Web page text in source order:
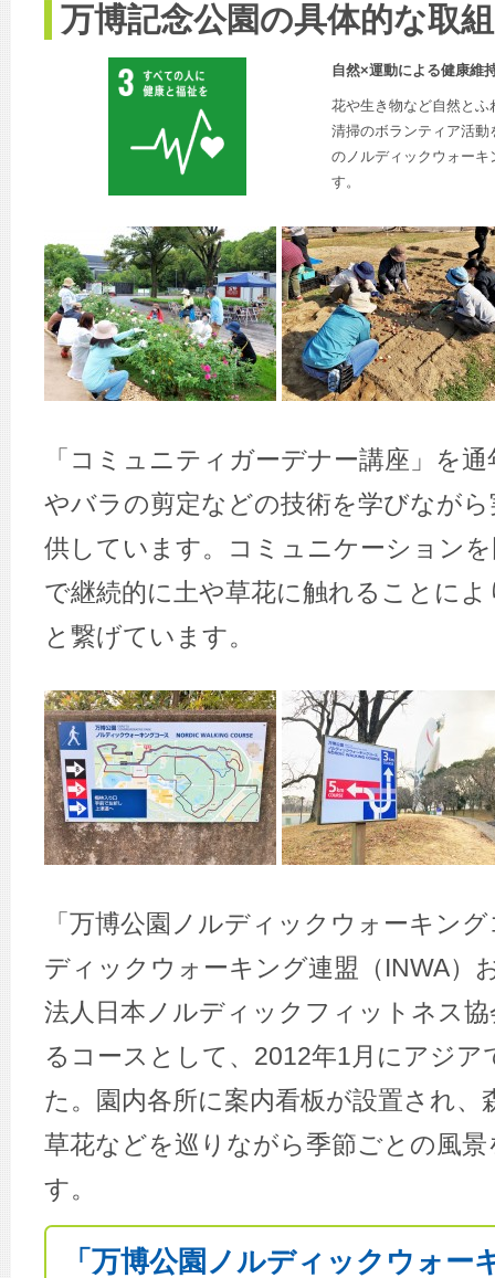
万博記念公園の具体的な取
自然×運動による健康維
花や生き物など自然と
清掃のボランティア活
のノルディックウォー
す。
「コミュニティガーデナー講座」を
やバラの剪定などの技術を学びなが
供しています。コミュニケーション
で継続的に土や草花に触れることに
と繋げています。
「万博公園ノルディックウォーキン
ディックウォーキング連盟（INWA）
法人日本ノルディックフィットネス
るコースとして、2012年1月にアジ
た。園内各所に案内看板が設置され、
草花などを巡りながら季節ごとの風
す。
「万博公園ノルディックウォー